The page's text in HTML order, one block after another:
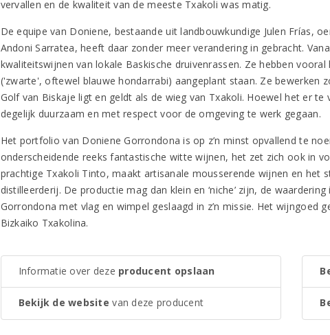
vervallen en de kwaliteit van de meeste Txakoli was matig.
De equipe van Doniene, bestaande uit landbouwkundige Julen Frías,
Andoni Sarratea, heeft daar zonder meer verandering in gebracht.
kwaliteitswijnen van lokale Baskische druivenrassen. Ze hebben
('zwarte', oftewel blauwe hondarrabi) aangeplant staan. Ze bewerken
Golf van Biskaje ligt en geldt als de wieg van Txakoli. Hoewel het er
degelijk duurzaam en met respect voor de omgeving te werk gegaan.
Het portfolio van Doniene Gorrondona is op z’n minst opvallend te
onderscheidende reeks fantastische witte wijnen, het zet zich ook in
prachtige Txakoli Tinto, maakt artisanale mousserende wijnen en het
distilleerderij. De productie mag dan klein en ‘niche’ zijn, de
Gorrondona met vlag en wimpel geslaagd in z’n missie. Het wijngoed
Bizkaiko Txakolina.
Informatie over deze producent opslaan
Bekijk de website van deze producent